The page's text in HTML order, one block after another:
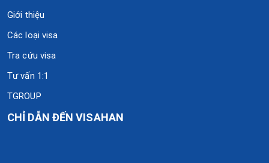
Giới thiệu
Các loại visa
Tra cứu visa
Tư vấn 1:1
TGROUP
CHỈ DẪN ĐẾN VISAHAN